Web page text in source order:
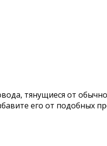
тянущиеся от
его от подобных